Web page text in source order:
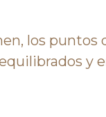
los puntos
y